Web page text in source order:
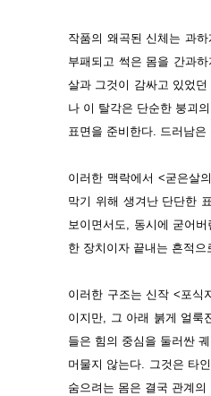
작품의 왜곡된 신체는 과
부패되고 썩은 몸을 간과
살과 그것이 감싸고 있었
나 이 탈각은 단순한 붕괴
표면을 준비한다. 드러남
이러한 맥락에서 <굳은살
막기 위해 생겨난 단단한
보이면서도, 동시에 굳어
한 장치이자 끝내는 흔적으
이러한 구조는 신작 <포식
이지만, 그 아래 붉게 얼룩
들은 힘의 중심을 둘러싼
머물지 않는다. 그것은 타
숨으려는 몸은 결국 관계